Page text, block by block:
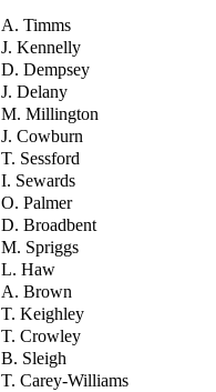
A. Timms
J. Kennelly
D. Dempsey
J. Delany
M. Millington
J. Cowburn
T. Sessford
I. Sewards
O. Palmer
D. Broadbent
M. Spriggs
L. Haw
A. Brown
T. Keighley
T. Crowley
B. Sleigh
T. Carey-Williams